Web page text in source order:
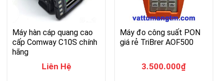
Máy hàn cáp quang cao
cấp Comway C10S chính
hãng
Liên Hệ
Máy đo công suất PON
giá rẻ TriBrer AOF500
3.500.000₫